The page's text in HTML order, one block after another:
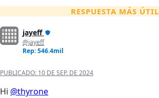
RESPUESTA MÁS ÚTIL
jayeff
@jayeff
Rep: 546.4mil
PUBLICADO: 10 DE SEP. DE 2024
Hi @thyrone